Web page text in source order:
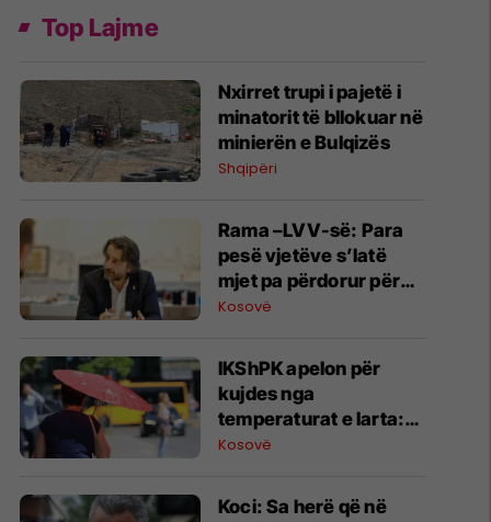
Top Lajme
Nxirret trupi i pajetë i
minatorit të bllokuar në
minierën e Bulqizës
Shqipëri
​Rama –LVV-së: Para
pesë vjetëve s’latë
mjet pa përdorur për
bllokim të Sunny Hill,
Kosovë
IKShPK apelon për
kujdes nga
temperaturat e larta:
Mos i lini fëmijët vetëm
të moshuarit
Kosovë
Koci: Sa herë që në